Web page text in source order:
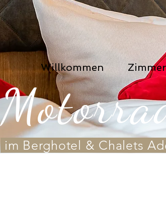
Willkommen
im Berghotel & Chalets